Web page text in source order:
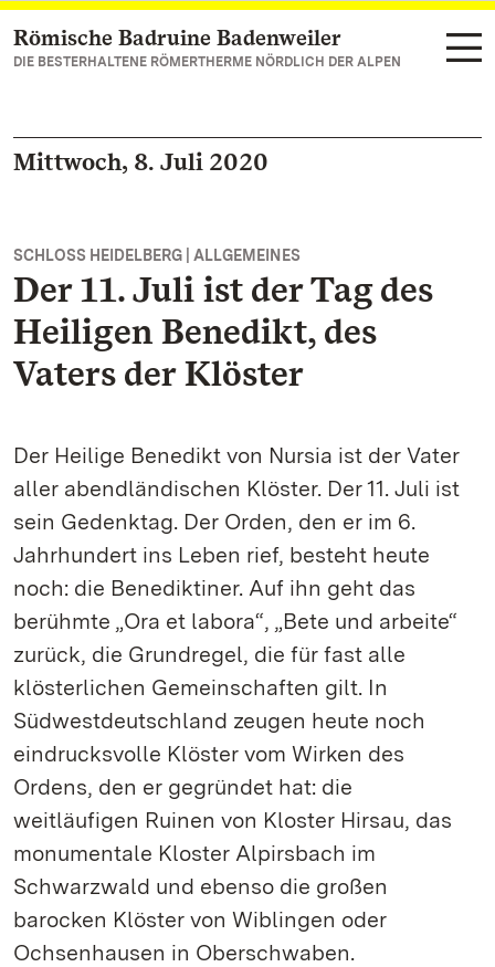
Zum Hauptinhalt springen
Römische Badruine Badenweiler
DIE BESTERHALTENE RÖMERTHERME NÖRDLICH DER ALPEN
Mittwoch, 8. Juli 2020
SCHLOSS HEIDELBERG | ALLGEMEINES
Der 11. Juli ist der Tag des
Heiligen Benedikt, des
Vaters der Klöster
Der Heilige Benedikt von Nursia ist der Vater
aller abendländischen Klöster. Der 11. Juli ist
sein Gedenktag. Der Orden, den er im 6.
Jahrhundert ins Leben rief, besteht heute
noch: die Benediktiner. Auf ihn geht das
berühmte „Ora et labora“, „Bete und arbeite“
zurück, die Grundregel, die für fast alle
klösterlichen Gemeinschaften gilt. In
Südwestdeutschland zeugen heute noch
eindrucksvolle Klöster vom Wirken des
Ordens, den er gegründet hat: die
weitläufigen Ruinen von Kloster Hirsau, das
monumentale Kloster Alpirsbach im
Schwarzwald und ebenso die großen
barocken Klöster von Wiblingen oder
Ochsenhausen in Oberschwaben.